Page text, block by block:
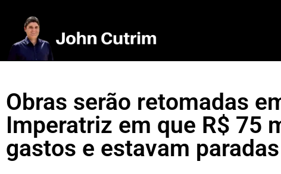
Obras serão retomadas
Imperatriz em que R$ 75
gastos e estavam paradas